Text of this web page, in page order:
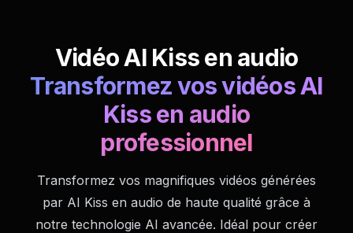
Vidéo AI Kiss en audio
Transformez vos vidéos AI
Kiss en audio
professionnel
Transformez vos magnifiques vidéos générées
par AI Kiss en audio de haute qualité grâce à
notre technologie AI avancée. Idéal pour créer